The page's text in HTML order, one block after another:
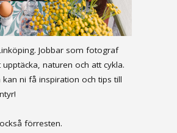
Jobbar som fotograf
naturen och att cykla.
kan ni få inspiration och tips till
förresten.